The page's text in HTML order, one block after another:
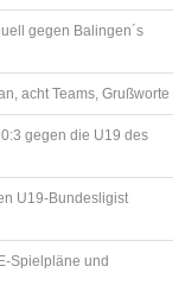
gegen Balingen´s
acht Teams, Grußworte
gegen die U19 des
U19-Bundesligist
Spielpläne und